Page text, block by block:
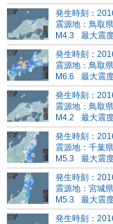
発生時刻：
震源地：鳥取
M4.3
最大震
発生時刻：
震源地：鳥取
M6.6
最大震
発生時刻：
震源地：鳥取
M4.2
最大震
発生時刻：
震源地：千葉
M5.3
最大震
発生時刻：
震源地：宮城
M5.3
最大震
発生時刻：